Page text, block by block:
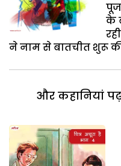
के
ने नाम से बातचीत शुरू
और कहानियां